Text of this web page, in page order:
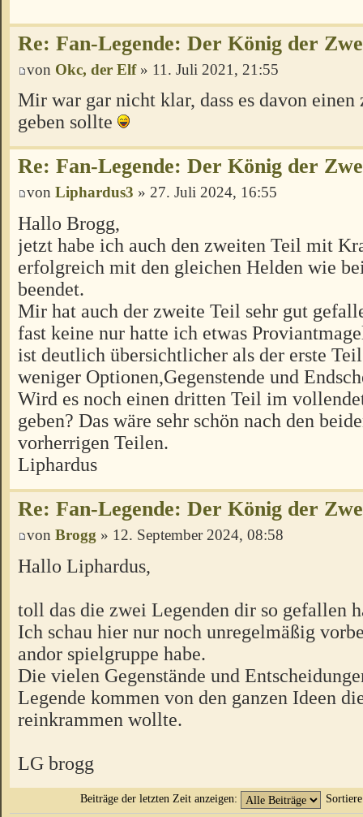
Re: Fan-Legende: Der König der
von Okc, der Elf» 11. Juli 2021, 21:55
Mir war gar nicht klar, dass es davon
geben sollte
Re: Fan-Legende: Der König der
von Liphardus3 » 27. Juli 2024, 16:55
Hallo Brogg,
jetzt habe ich auch den zweiten Teil mit
erfolgreich mit den gleichen Helden wie
beendet.
Mir hat auch der zweite Teil sehr gut
fast keine nur hatte ich etwas
ist deutlich übersichtlicher als der erste
weniger Optionen,Gegenstende und
Wird es noch einen dritten Teil im
geben? Das wäre sehr schön nach den
vorherrigen Teilen.
Liphardus
Re: Fan-Legende: Der König der
von Brogg » 12. September 2024, 08:58
Hallo Liphardus,
toll das die zwei Legenden dir so gefallen
Ich schau hier nur noch unregelmäßig
andor spielgruppe habe.
Die vielen Gegenstände und
Legende kommen von den ganzen Ideen
reinkrammen wollte.
LG brogg
Beiträge der letzten Zeit anzeigen: